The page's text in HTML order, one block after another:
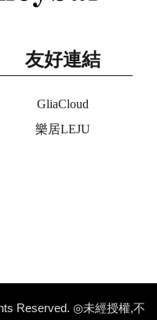
友好連結
GliaCloud
樂居LEJU
Reserved. ◎未經授權,不